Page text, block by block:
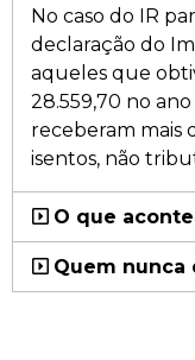
No caso do IR
declaração do
aqueles que
28.559,70 no
receberam mais
isentos, não
O que
Quem nunca